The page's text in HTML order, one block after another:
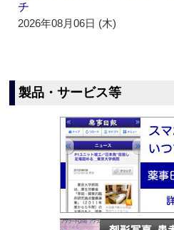
チ
2026年08月06日 (木)
製品・サービス等